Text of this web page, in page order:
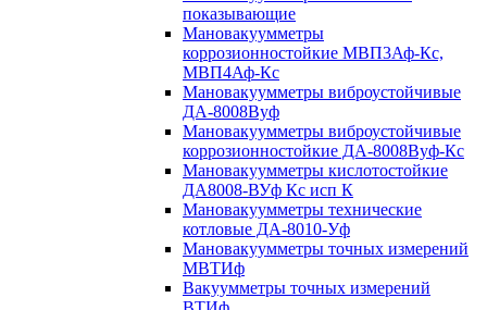
показывающие
Мановакуумметры
коррозионностойкие МВП3Аф-Кс,
МВП4Аф-Кс
Мановакуумметры виброустойчивые
ДА-8008Вуф
Мановакуумметры виброустойчивые
коррозионностойкие ДА-8008Вуф-Кс
Мановакуумметры кислотостойкие
ДА8008-ВУф Кс исп К
Мановакуумметры технические
котловые ДА-8010-Уф
Мановакуумметры точных измерений
МВТИф
Вакуумметры точных измерений